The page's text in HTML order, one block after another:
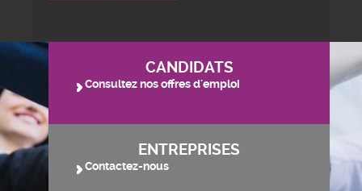
CANDIDATS
Consultez nos offres d'emploi
ENTREPRISES
Contactez-nous